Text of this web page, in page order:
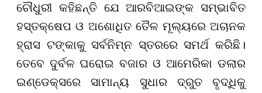
ଚୌଧୁରୀ କହିଛନ୍ତି ଯେ ଆରବିଆଇଙ୍କ ସମ୍ଭାବିତ
ହସ୍ତକ୍ଷେପ ଓ ଅଶୋଧିତ ତୈଳ ମୂଲ୍ୟରେ ଅଚାନକ
ହ୍ରାସ ଟଙ୍କାକୁ ସର୍ବନିମ୍ନ ସ୍ତରରେ ସମର୍ଥ କରିଛି।
ତେବେ ଦୁର୍ବଳ ଘରୋଇ ବଜାର ଓ ଆମେରିକା ଡଲାର
ଇଣ୍ଡେକ୍ସରେ ସାମାନ୍ୟ ସୁଧାର ଦ୍ରୁତ ବୃଦ୍ଧିକୁ